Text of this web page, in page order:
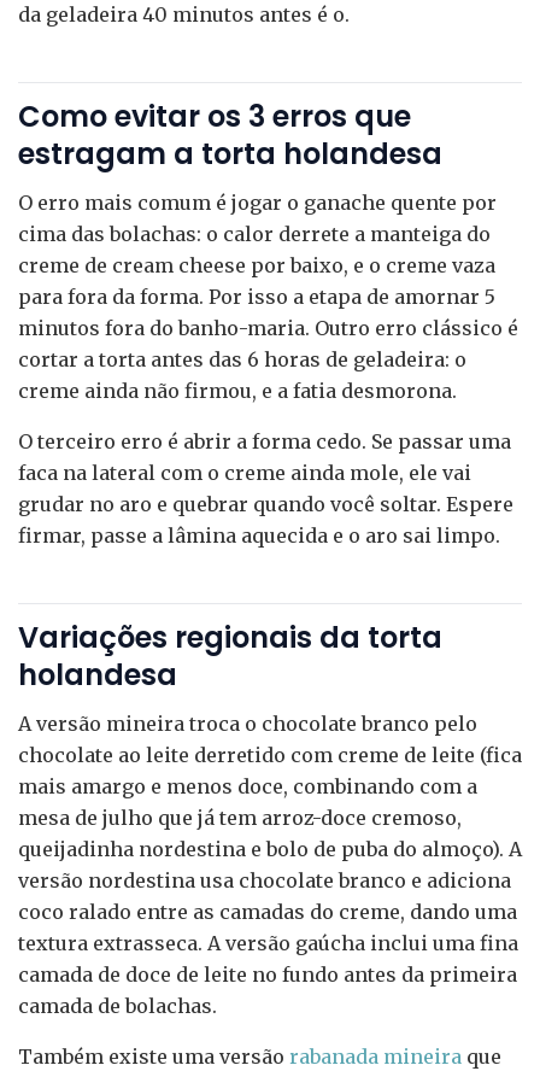
da geladeira 40 minutos antes é o.
Como evitar os 3 erros que
estragam a torta holandesa
O erro mais comum é jogar o ganache quente por
cima das bolachas: o calor derrete a manteiga do
creme de cream cheese por baixo, e o creme vaza
para fora da forma. Por isso a etapa de amornar 5
minutos fora do banho-maria. Outro erro clássico é
cortar a torta antes das 6 horas de geladeira: o
creme ainda não firmou, e a fatia desmorona.
O terceiro erro é abrir a forma cedo. Se passar uma
faca na lateral com o creme ainda mole, ele vai
grudar no aro e quebrar quando você soltar. Espere
firmar, passe a lâmina aquecida e o aro sai limpo.
Variações regionais da torta
holandesa
A versão mineira troca o chocolate branco pelo
chocolate ao leite derretido com creme de leite (fica
mais amargo e menos doce, combinando com a
mesa de julho que já tem arroz-doce cremoso,
queijadinha nordestina e bolo de puba do almoço). A
versão nordestina usa chocolate branco e adiciona
coco ralado entre as camadas do creme, dando uma
textura extrasseca. A versão gaúcha inclui uma fina
camada de doce de leite no fundo antes da primeira
camada de bolachas.
Também existe uma versão rabanada mineira que